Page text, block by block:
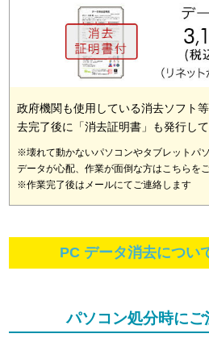
政府機関も使用している消去ソフト
去完了後に「消去証明書」も発行して
※壊れて動かないパソコンやタブレットパ
データが心配、作業が面倒な方はこちらを
※作業完了後はメールにてご連絡します
PC データ消去につい
パソコン処分時にご